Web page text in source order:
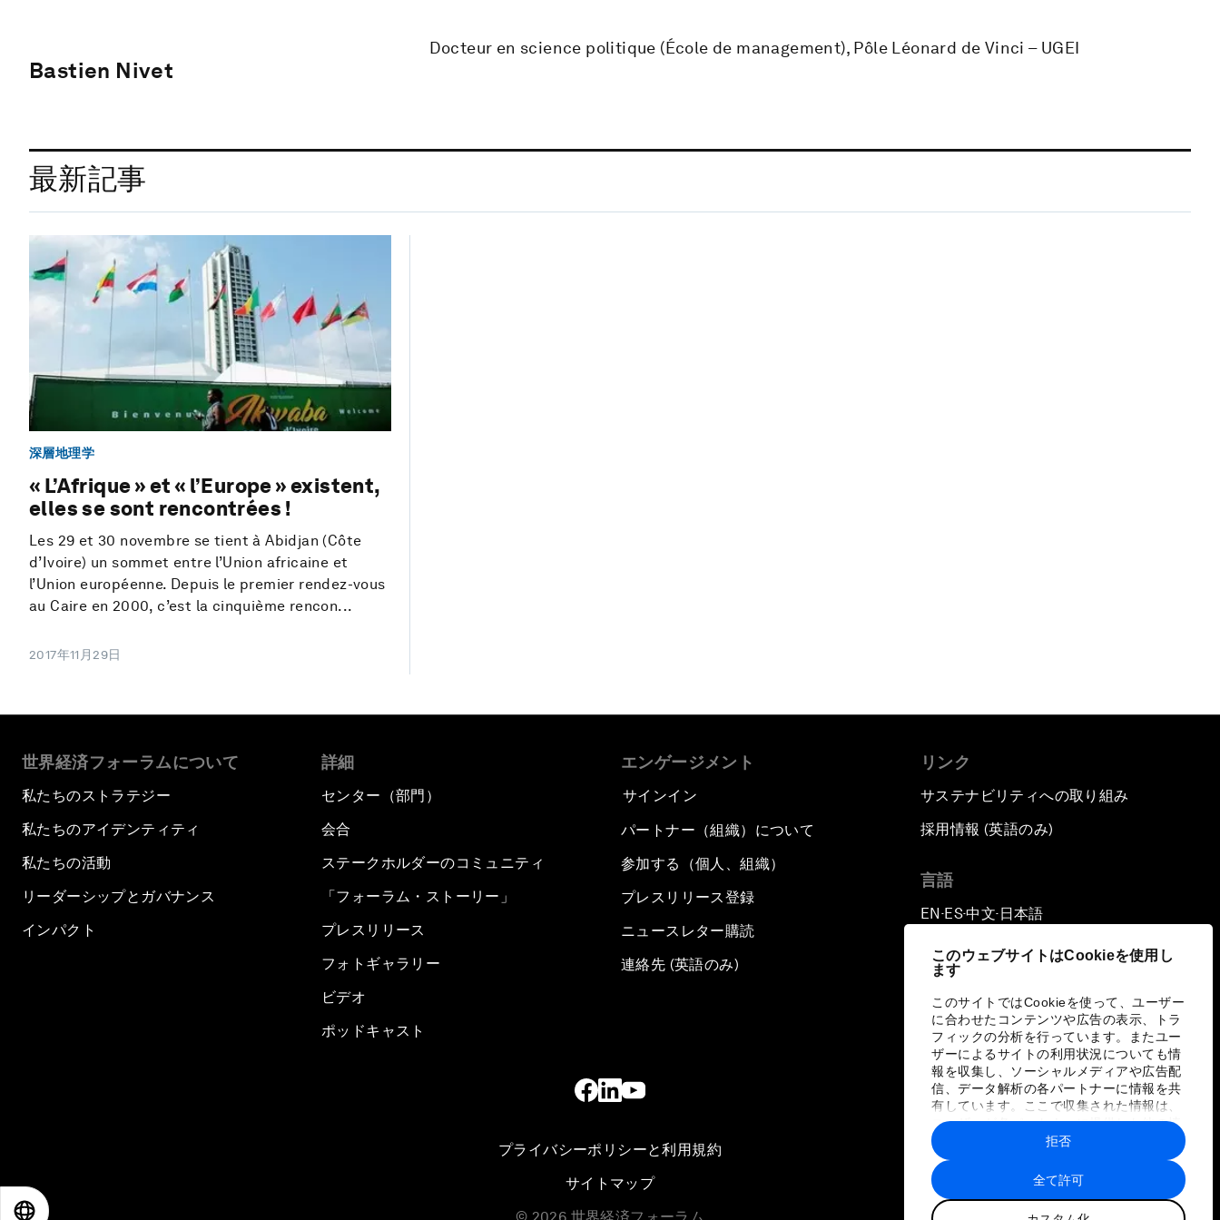
このウェブサイトはCookieを使用し
ます
このサイトではCookieを使って、ユーザー
に合わせたコンテンツや広告の表示、トラ
フィックの分析を行っています。またユー
ザーによるサイトの利用状況についても情
報を収集し、ソーシャルメディアや広告配
信、データ解析の各パートナーに情報を共
有しています。ここで収集された情報は、
ユーザーが各パートナーに提供した他の情
報や各パートナーのサービスを使用した際
に収集された情報と組み合わされ、各パー
トナーによって使用されることがありま
す。
全て許可
拒否
Bastien Nivet
Docteur en science politique (École de management), Pôle Léonard de Vinci – UGEI
最新記事
深層地理学
« L’Afrique » et « l’Europe » existent,
elles se sont rencontrées !
Les 29 et 30 novembre se tient à Abidjan (Côte
d’Ivoire) un sommet entre l’Union africaine et
l’Union européenne. Depuis le premier rendez-vous
au Caire en 2000, c’est la cinquième rencon...
2017年11月29日
世界経済フォーラムについて
私たちのストラテジー
私たちのアイデンティティ
私たちの活動
リーダーシップとガバナンス
インパクト
詳細
センター（部門）
会合
ステークホルダーのコミュニティ
「フォーラム・ストーリー」
プレスリリース
フォトギャラリー
ビデオ
ポッドキャスト
エンゲージメント
サインイン
パートナー（組織）について
参加する（個人、組織）
プレスリリース登録
ニュースレター購読
連絡先 (英語のみ)
リンク
サステナビリティへの取り組み
採用情報 (英語のみ)
言語
EN ▪ ES▪中文▪ 日本語
プライバシーポリシーと利用規約
サイトマップ